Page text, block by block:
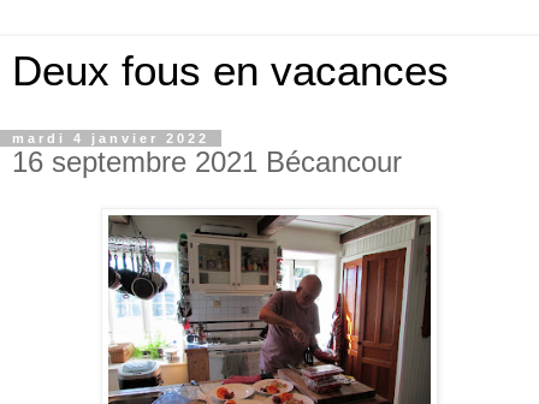
Deux fous en vacances
mardi 4 janvier 2022
16 septembre 2021 Bécancour